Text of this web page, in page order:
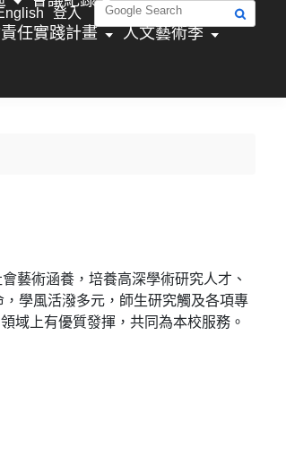
登入
任實踐計畫
人文藝術季
藝術涵養，培養高深學術研究人才、
學風活潑多元，師生研究觸及各項專
域上有優質發揮，共同為本校服務。